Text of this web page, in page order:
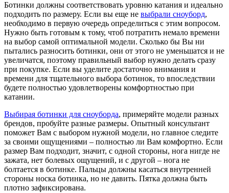
Ботинки должны соответствовать уровню катания и идеально
подходить по размеру. Если вы еще не выбрали сноуборд,
необходимо в первую очередь определиться с этим вопросом.
Нужно быть готовым к тому, чтоб потратить немало времени
на выбор самой оптимальной модели. Сколько бы Вы ни
пытались разносить ботинки, они от этого не уменьшатся и не
увеличатся, поэтому правильный выбор нужно делать сразу
при покупке. Если вы уделите достаточно внимания и
времени для тщательного выбора ботинок, то впоследствии
будете полностью удовлетворены комфортностью при
катании.
Выбирая ботинки для сноуборда, примеряйте модели разных
брендов, пробуйте разные размеры. Опытный консультант
поможет Вам с выбором нужной модели, но главное следите
за своими ощущениями – полностью ли Вам комфортно. Если
размер Вам подходит, значит, с одной стороны, нога нигде не
зажата, нет болевых ощущений, и с другой – нога не
болтается в ботинке. Пальцы должны касаться внутренней
стороны носка ботинка, но не давить. Пятка должна быть
плотно зафиксирована.